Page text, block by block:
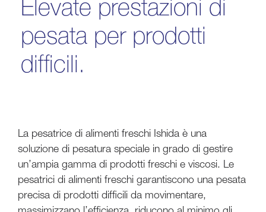
Elevate prestazioni di
pesata per prodotti
difficili.
La pesatrice di alimenti freschi Ishida è una
soluzione di pesatura speciale in grado di gestire
un’ampia gamma di prodotti freschi e viscosi. Le
pesatrici di alimenti freschi garantiscono una pesata
precisa di prodotti difficili da movimentare,